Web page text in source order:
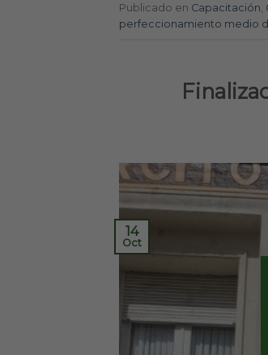
Publicado en Capacitación
perfeccionamiento medio
14
Oct